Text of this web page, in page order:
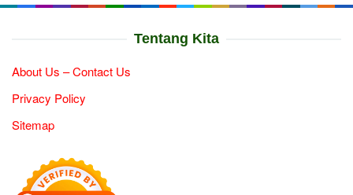
Tentang Kita
About Us – Contact Us
Privacy Policy
Sitemap